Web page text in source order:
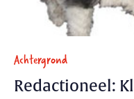
Achtergrond
Redactioneel: